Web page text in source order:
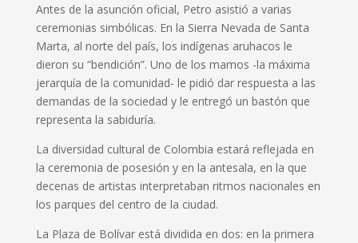
Antes de la asunción oficial, Petro asistió a varias
ceremonias simbólicas. En la Sierra Nevada de Santa
Marta, al norte del país, los indígenas aruhacos le
dieron su “bendición”. Uno de los mamos -la máxima
jerarquía de la comunidad- le pidió dar respuesta a las
demandas de la sociedad y le entregó un bastón que
representa la sabiduría.
La diversidad cultural de Colombia estará reflejada en
la ceremonia de posesión y en la antesala, en la que
decenas de artistas interpretaban ritmos nacionales en
los parques del centro de la ciudad.
La Plaza de Bolívar está dividida en dos: en la primera